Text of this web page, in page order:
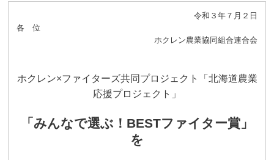
令和３年７月２日
各 位
ホクレン農業協同組合連合会
ホクレン×ファイターズ共同プロジェクト「北海道農業
応援プロジェクト」
「みんなで選ぶ！ BESTファイター賞」
を